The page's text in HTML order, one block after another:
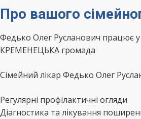
Про вашого
Федько Олег Русланович працює
КРЕМЕНЕЦЬКА громада
Сімейний лікар Федько Олег
Регулярні профілактичні огляди
Діагностика та лікування